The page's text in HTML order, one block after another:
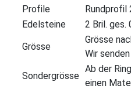
Profile
Rundprofil
Edelsteine
2 Bril. ges.
Grösse
Grösse
Wir
Sondergrösse
Ab der
einen